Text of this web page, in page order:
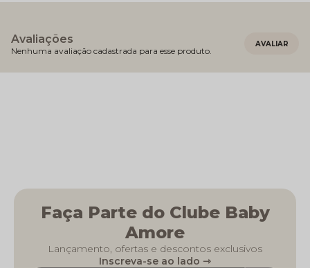
Avaliações
Nenhuma avaliação cadastrada para esse produto.
Faça Parte do Clube Baby
Amore
Lançamento, ofertas e descontos exclusivos
Inscreva-se ao lado ⇾